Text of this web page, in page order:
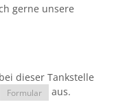
gerne unsere
dieser Tankstelle
Formular aus.